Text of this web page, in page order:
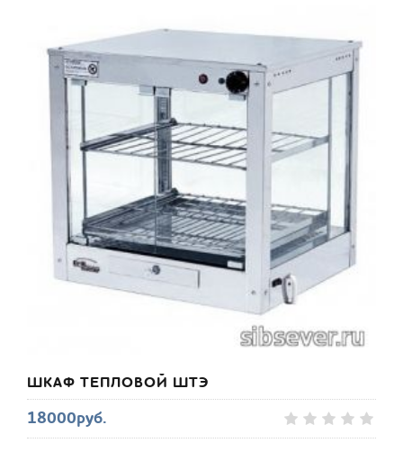
ШКАФ ТЕПЛОВОЙ ШТЭ
18000руб.